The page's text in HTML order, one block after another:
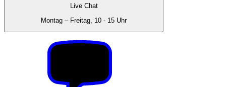
Live Chat
Montag – Freitag, 10 - 15 Uhr